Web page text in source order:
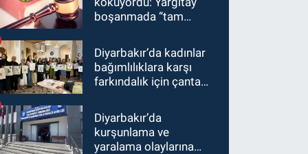
boşanmada “tam
Diyarbakır’da kadınlar
bağımlılıklara karşı
farkındalık için çanta
Diyarbakır’da
kurşunlama ve
yaralama olaylarına